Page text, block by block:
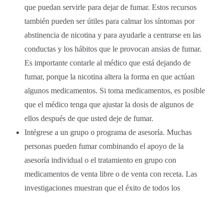
que puedan servirle para dejar de fumar. Estos recursos
también pueden ser útiles para calmar los síntomas por
abstinencia de nicotina y para ayudarle a centrarse en las
conductas y los hábitos que le provocan ansias de fumar.
Es importante contarle al médico que está dejando de
fumar, porque la nicotina altera la forma en que actúan
algunos medicamentos. Si toma medicamentos, es posible
que el médico tenga que ajustar la dosis de algunos de
ellos después de que usted deje de fumar.
Intégrese a un grupo o programa de asesoría. Muchas
personas pueden fumar combinando el apoyo de la
asesoría individual o el tratamiento en grupo con
medicamentos de venta libre o de venta con receta. Las
investigaciones muestran que el éxito de todos los